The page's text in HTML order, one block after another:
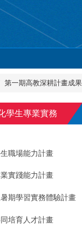
第一期高教深耕計畫成果
學生專業實務
職場能力計畫
實踐能力計畫
期學習實務體驗計畫
培育人才計畫